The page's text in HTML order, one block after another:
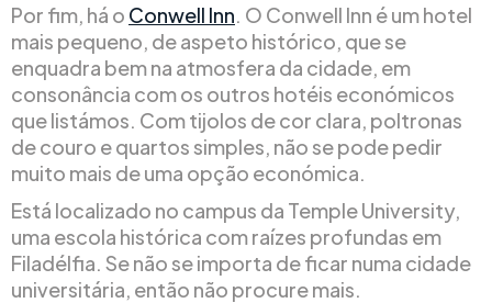
Por fim, há o Conwell Inn. O Conwell Inn é um hotel
mais pequeno, de aspeto histórico, que se
enquadra bem na atmosfera da cidade, em
consonância com os outros hotéis económicos
que listámos. Com tijolos de cor clara, poltronas
de couro e quartos simples, não se pode pedir
muito mais de uma opção económica.
Está localizado no campus da Temple University,
uma escola histórica com raízes profundas em
Filadélfia. Se não se importa de ficar numa cidade
universitária, então não procure mais.